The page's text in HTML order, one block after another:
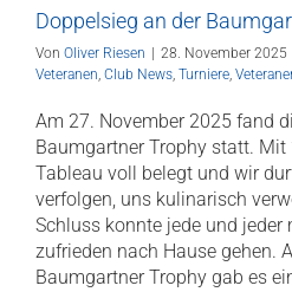
Doppelsieg an der
Von Oliver Riesen 28. November 2025
Veteranen, Club News, Turniere,
Am 27. November 2025 fand
Baumgartner Trophy statt.
Tableau voll belegt und wir
verfolgen, uns kulinarisch
Schluss konnte jede und jeder
zufrieden nach Hause gehen.
Baumgartner Trophy gab es